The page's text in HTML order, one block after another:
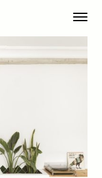
Toggle
Menu